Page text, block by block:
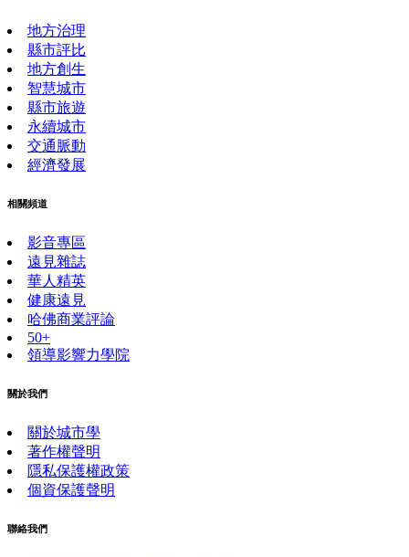
地方治理
縣市評比
地方創生
智慧城市
縣市旅遊
永續城市
交通脈動
經濟發展
相關頻道
影音專區
遠見雜誌
華人精英
健康遠見
哈佛商業評論
50+
領導影響力學院
關於我們
關於城市學
著作權聲明
隱私保護權政策
個資保護聲明
聯絡我們